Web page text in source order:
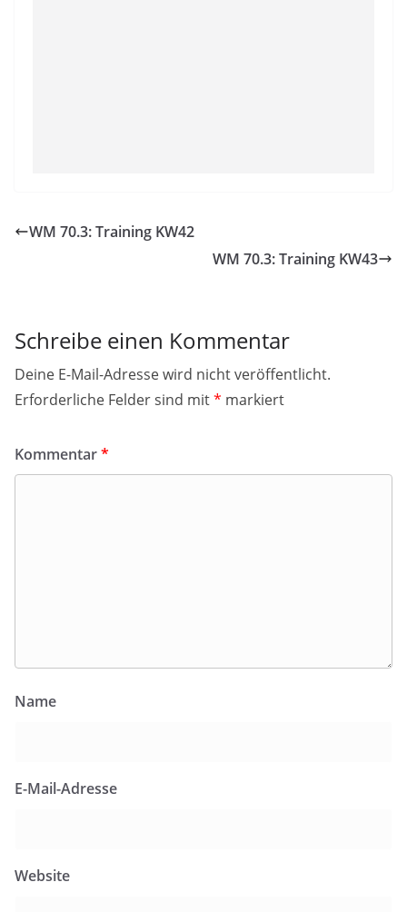
WM 70.3: Training KW42
WM 70.3: Training KW43
Schreibe einen Kommentar
Deine E-Mail-Adresse wird nicht veröffentlicht.
Erforderliche Felder sind mit* markiert
Kommentar*
Name
E-Mail-Adresse
Website